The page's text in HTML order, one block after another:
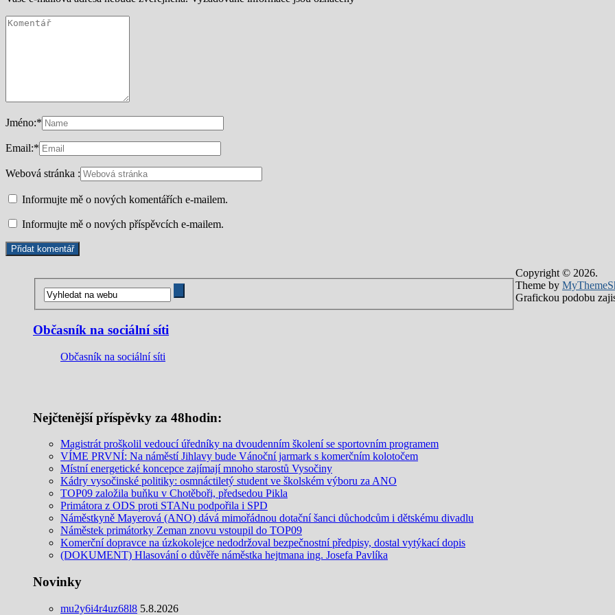
Jméno:*
Email:*
Webová stránka :
Informujte mě o nových komentářích e-mailem.
Informujte mě o nových příspěvcích e-mailem.
Občasník na sociální síti
Občasník na sociální síti
Nejčtenější příspěvky za 48hodin:
Magistrát proškolil vedoucí úředníky na dvoudenním školení se sportovním programem
VÍME PRVNÍ: Na náměstí Jihlavy bude Vánoční jarmark s komerčním kolotočem
Místní energetické koncepce zajímají mnoho starostů Vysočiny
Kádry vysočinské politiky: osmnáctiletý student ve školském výboru za ANO
TOP09 založila buňku v Chotěboři, předsedou Pikla
Primátora z ODS proti STANu podpořila i SPD
Náměstkyně Mayerová (ANO) dává mimořádnou dotační šanci důchodcům i dětskému divadlu
Náměstek primátorky Zeman znovu vstoupil do TOP09
Komerční dopravce na úzkokolejce nedodržoval bezpečnostní předpisy, dostal vytýkací dopis
(DOKUMENT) Hlasování o důvěře náměstka hejtmana ing. Josefa Pavlíka
Novinky
mu2y6i4r4uz68l8 5.8.2026
Copyright © 2026.
Theme by
Grafickou podobu